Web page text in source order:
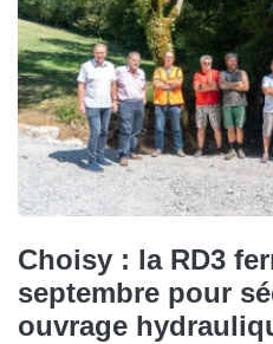
Choisy : la RD3
septembre pour
ouvrage